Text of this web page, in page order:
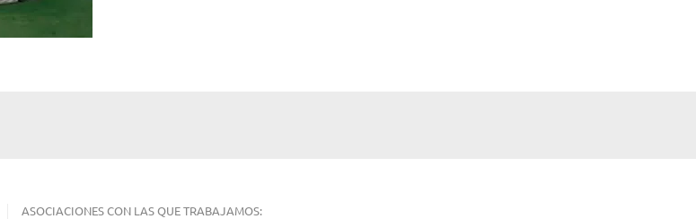
ASOCIACIONES CON LAS QUE TRABAJAMOS: